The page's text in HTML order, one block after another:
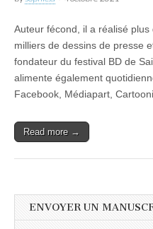
Auteur fécond, il a réalisé plus
milliers de dessins de presse
fondateur du festival BD de
alimente également
Facebook, Médiapart,
Read more →
ENVOYER UN